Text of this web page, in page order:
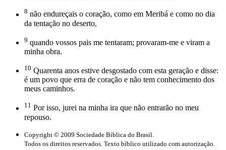
8 não endureçais o coração, como em Meribá e como no dia
da tentação no deserto,
9 quando vossos pais me tentaram; provaram-me e viram a
minha obra.
10 Quarenta anos estive desgostado com esta geração e disse:
é um povo que erra de coração e não tem conhecimento dos
meus caminhos.
11 Por isso, jurei na minha ira que não entrarão no meu
repouso.
Copyright © 2009 Sociedade Bíblica do Brasil.
Todos os direitos reservados. Texto bíblico utilizado com autorização.